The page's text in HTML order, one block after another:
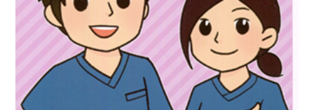
医療漫画『「臨床工学技師」を知ろう！』
学研